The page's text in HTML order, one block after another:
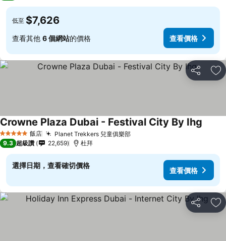
低至 $7,626
查看其他 6 個網站的價格 查看價格
分享 加
5 星級 飯店 Planet Trekkers 兒童俱樂部查看價格
Crowne Plaza Dubai - Festival City By Ihg
9.3 超級讚 22,659 杜拜
選擇日期，查看確切價格
查看價格
分享 加